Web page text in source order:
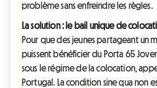
problème sans enfreindre les règles.
La solution : le bail unique de
Pour que des jeunes partageant un
puissent bénéficier du Porta 65
sous le régime de la colocation,
Portugal. La condition sine qua non